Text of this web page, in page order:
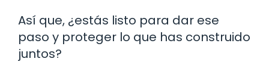
Así que, ¿estás listo para dar ese
paso y proteger lo que has construido
juntos?